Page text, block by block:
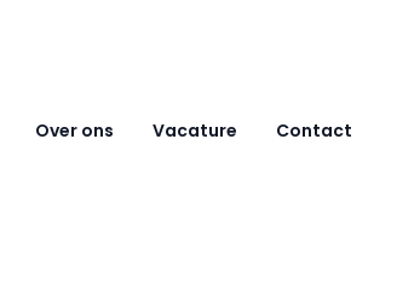
Over ons Vacature Contact